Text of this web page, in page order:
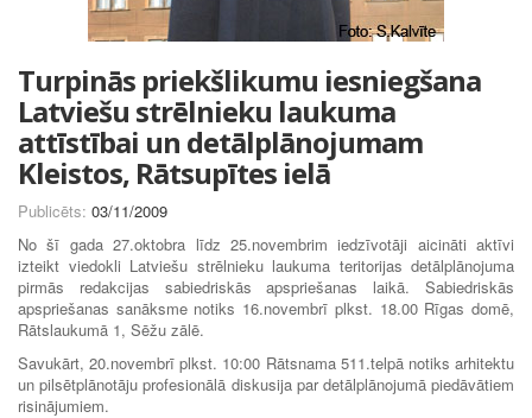
Turpinās priekšlikumu iesniegšana
Latviešu strēlnieku laukuma
attīstībai un detālplānojumam
Kleistos, Rātsupītes ielā
Publicēts: 03/11/2009
No šī gada 27.oktobra līdz 25.novembrim iedzīvotāji aicināti aktīvi
izteikt viedokli Latviešu strēlnieku laukuma teritorijas detālplānojuma
pirmās redakcijas sabiedriskās apspriešanas laikā. Sabiedriskās
apspriešanas sanāksme notiks 16.novembrī plkst. 18.00 Rīgas domē,
Rātslaukumā 1, Sēžu zālē.
Savukārt, 20.novembrī plkst. 10:00 Rātsnama 511.telpā notiks arhitektu
un pilsētplānotāju profesionālā diskusija par detālplānojumā piedāvātiem
risinājumiem.